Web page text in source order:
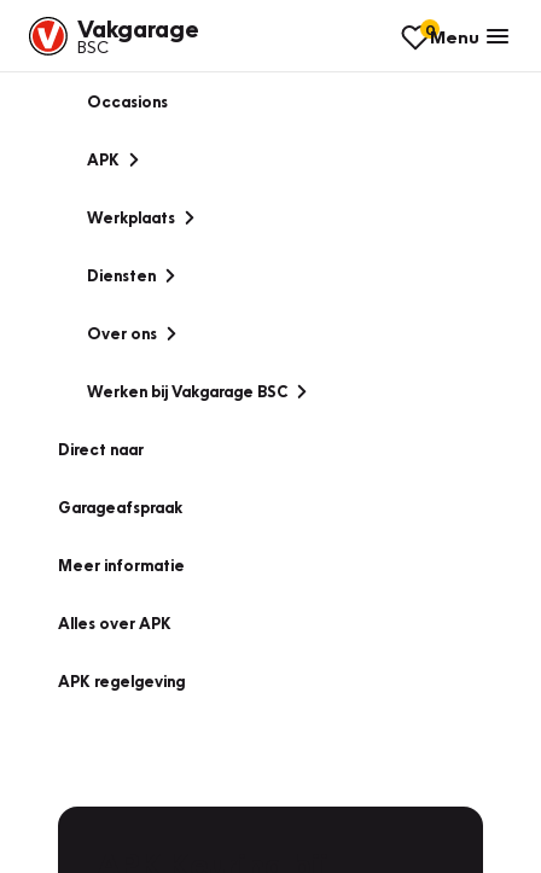
Vakgarage
BSC
0Menu
Occasions
APK
Werkplaats
Diensten
Over ons
Werken bij Vakgarage BSC
Direct naar
Garageafspraak
Meer informatie
Alles over APK
APK regelgeving